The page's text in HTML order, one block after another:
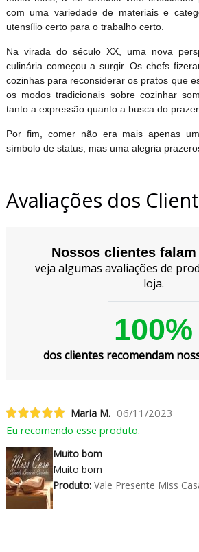
com uma variedade de materiais e
utensílio certo para o trabalho certo.
Na virada do século XX, uma nova
culinária começou a surgir. Os chefs
cozinhas para reconsiderar os pratos que
os modos tradicionais sobre cozinhar
tanto a expressão quanto a busca do prazer.
Por fim, comer não era mais apenas
símbolo de status, mas uma alegria
Avaliações dos
Nossos clientes
veja algumas avaliações de
loja.
100%
dos clientes recomendam
Maria M. 06/11/2023
Eu recomendo esse produto.
Muito bom
Muito bom
Produto:Vale Presente Miss